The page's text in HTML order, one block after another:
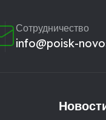
Сотрудничество
info@poisk-